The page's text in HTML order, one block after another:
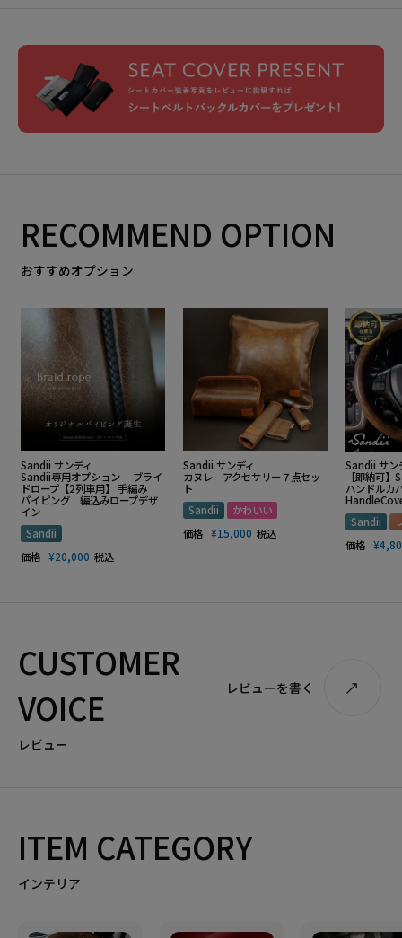
RECOMMEND OPTION
おすすめオプション
Sandii サンディ
Sandii専用オプション ブライ
ドロープ【2列車用】 手編み
パイピング 編込みロープデザ
イン
Sandii
価格 ¥20,000 税込
Sandii サンディ
カヌレ アクセサリー７点セッ
ト
Sandii
かわいい
価格 ¥15,000 税込
Sandii サン
【即納可
ハンドルカ
Sandii
価格 ¥
CUSTOMER
VOICE
レビュー
レビューを書く
ITEM CATEGORY
インテリア